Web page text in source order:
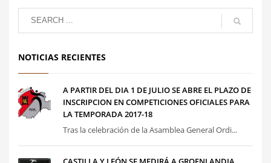
NOTICIAS RECIENTES
A PARTIR DEL DIA 1 DE JULIO SE ABRE EL PLAZO DE
INSCRIPCION EN COMPETICIONES OFICIALES PARA
LA TEMPORADA 2017-18
Tras la celebración de la Asamblea General Ordi...